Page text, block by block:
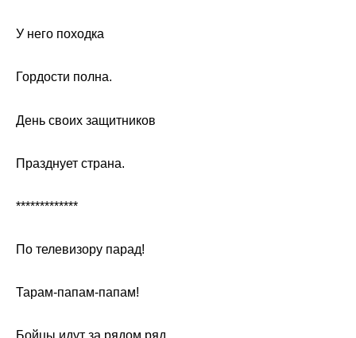
У него походка
Гордости полна.
День своих защитников
Празднует страна.
*************
По телевизору парад!
Тарам-папам-папам!